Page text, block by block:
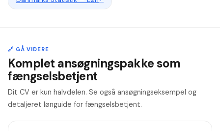
🔗 GÅ VIDERE
Komplet ansøgningspakke som
fængselsbetjent
Dit CV er kun halvdelen. Se også ansøgningseksempel og
detaljeret lønguide for fængselsbetjent.